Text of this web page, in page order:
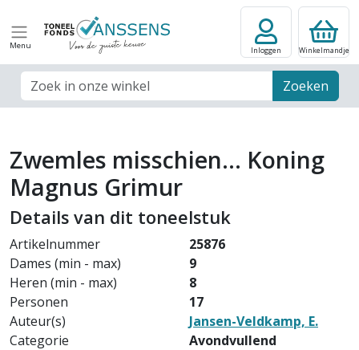
Menu
Zoek veld Zoeken
Inloggen Winkelmandje
Zwemles misschien... Koning
Magnus Grimur
Details van dit toneelstuk
Artikelnummer
25876
Dames (min - max)
9
Heren (min - max)
8
Personen
17
Auteur(s)
Jansen-Veldkamp, E.
Categorie
Avondvullend